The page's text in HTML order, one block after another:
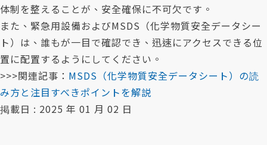
体制を整えることが、安全確保に不可欠です。
また、緊急用設備およびMSDS（化学物質安全データシー
ト）は、誰もが一目で確認でき、迅速にアクセスできる位
置に配置するようにしてください。
>>>関連記事： MSDS（化学物質安全データシート）の読
み方と注目すべきポイントを解説
掲載日 : 2025 年 01 月 02 日